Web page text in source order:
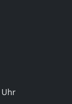
Uhr